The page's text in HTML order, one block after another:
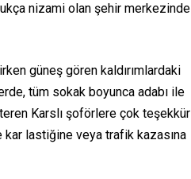
nizami olan şehir merkezinde
güneş gören kaldırımlardaki
tüm sokak boyunca adabı ile
Karslı şoförlere çok teşekkür
lastiğine veya trafik kazasına